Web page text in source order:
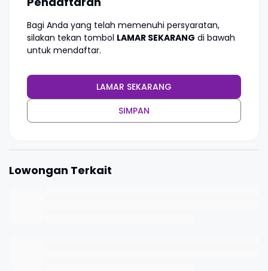
Bagi Anda yang telah memenuhi persyaratan,
silakan tekan tombol LAMAR SEKARANG di bawah
untuk mendaftar.
LAMAR SEKARANG
SIMPAN
Lowongan Terkait